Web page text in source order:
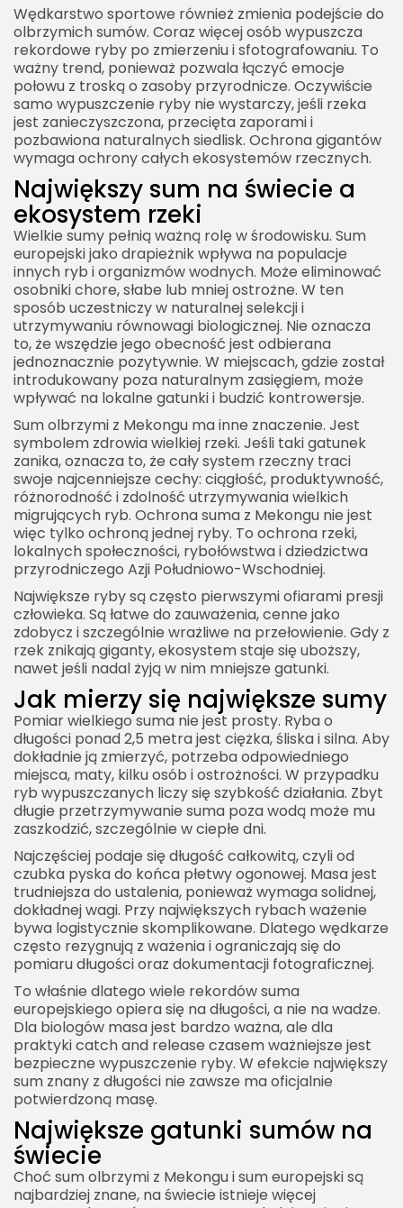
Wędkarstwo sportowe również zmienia podejście do
olbrzymich sumów. Coraz więcej osób wypuszcza
rekordowe ryby po zmierzeniu i sfotografowaniu. To
ważny trend, ponieważ pozwala łączyć emocje
połowu z troską o zasoby przyrodnicze. Oczywiście
samo wypuszczenie ryby nie wystarczy, jeśli rzeka
jest zanieczyszczona, przecięta zaporami i
pozbawiona naturalnych siedlisk. Ochrona gigantów
wymaga ochrony całych ekosystemów rzecznych.
Największy sum na świecie a
ekosystem rzeki
Wielkie sumy pełnią ważną rolę w środowisku. Sum
europejski jako drapieżnik wpływa na populacje
innych ryb i organizmów wodnych. Może eliminować
osobniki chore, słabe lub mniej ostrożne. W ten
sposób uczestniczy w naturalnej selekcji i
utrzymywaniu równowagi biologicznej. Nie oznacza
to, że wszędzie jego obecność jest odbierana
jednoznacznie pozytywnie. W miejscach, gdzie został
introdukowany poza naturalnym zasięgiem, może
wpływać na lokalne gatunki i budzić kontrowersje.
Sum olbrzymi z Mekongu ma inne znaczenie. Jest
symbolem zdrowia wielkiej rzeki. Jeśli taki gatunek
zanika, oznacza to, że cały system rzeczny traci
swoje najcenniejsze cechy: ciągłość, produktywność,
różnorodność i zdolność utrzymywania wielkich
migrujących ryb. Ochrona suma z Mekongu nie jest
więc tylko ochroną jednej ryby. To ochrona rzeki,
lokalnych społeczności, rybołówstwa i dziedzictwa
przyrodniczego Azji Południowo-Wschodniej.
Największe ryby są często pierwszymi ofiarami presji
człowieka. Są łatwe do zauważenia, cenne jako
zdobycz i szczególnie wrażliwe na przełowienie. Gdy z
rzek znikają giganty, ekosystem staje się uboższy,
nawet jeśli nadal żyją w nim mniejsze gatunki.
Jak mierzy się największe sumy
Pomiar wielkiego suma nie jest prosty. Ryba o
długości ponad 2,5 metra jest ciężka, śliska i silna. Aby
dokładnie ją zmierzyć, potrzeba odpowiedniego
miejsca, maty, kilku osób i ostrożności. W przypadku
ryb wypuszczanych liczy się szybkość działania. Zbyt
długie przetrzymywanie suma poza wodą może mu
zaszkodzić, szczególnie w ciepłe dni.
Najczęściej podaje się długość całkowitą, czyli od
czubka pyska do końca płetwy ogonowej. Masa jest
trudniejsza do ustalenia, ponieważ wymaga solidnej,
dokładnej wagi. Przy największych rybach ważenie
bywa logistycznie skomplikowane. Dlatego wędkarze
często rezygnują z ważenia i ograniczają się do
pomiaru długości oraz dokumentacji fotograficznej.
To właśnie dlatego wiele rekordów suma
europejskiego opiera się na długości, a nie na wadze.
Dla biologów masa jest bardzo ważna, ale dla
praktyki catch and release czasem ważniejsze jest
bezpieczne wypuszczenie ryby. W efekcie największy
sum znany z długości nie zawsze ma oficjalnie
potwierdzoną masę.
Największe gatunki sumów na
świecie
Choć sum olbrzymi z Mekongu i sum europejski są
najbardziej znane, na świecie istnieje więcej